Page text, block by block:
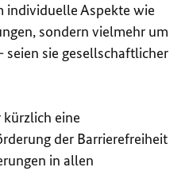
individuelle Aspekte wie
sondern vielmehr um
sie gesellschaftlicher
eine
der Barrierefreiheit
in allen